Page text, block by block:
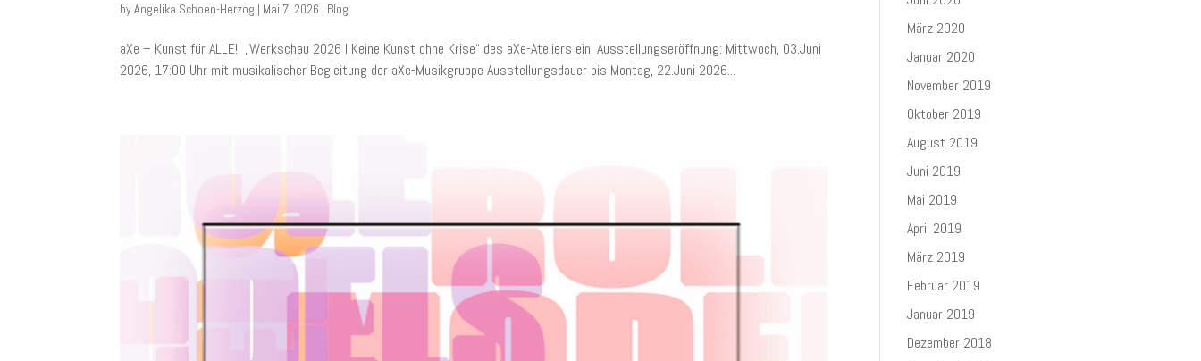
byAngelika Schoen-Herzog | Mai 7, 2026 | Blog
aXe – Kunst für ALLE! „Werkschau 2026 I Keine Kunst ohne Krise“ des aXe-Ateliers ein. Ausstellungseröffnung: Mittwoch, 03.Juni
2026, 17:00 Uhr mit musikalischer Begleitung der aXe-Musikgruppe Ausstellungsdauer bis Montag, 22.Juni 2026...
März 2020
Januar 2020
November 2019
Oktober 2019
August 2019
Juni 2019
Mai 2019
April 2019
März 2019
Februar 2019
Januar 2019
Dezember 2018